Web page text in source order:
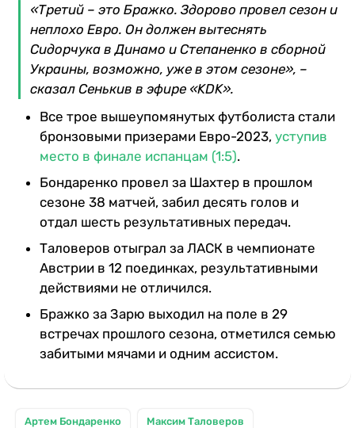
«Третий – это Бражко. Здорово провел сезон и
неплохо Евро. Он должен вытеснять
Сидорчука в Динамо и Степаненко в сборной
Украины, возможно, уже в этом сезоне», –
сказал Сенькив в эфире «KDK».
Все трое вышеупомянутых футболиста стали
бронзовыми призерами Евро-2023, уступив
место в финале испанцам (1:5).
Бондаренко провел за Шахтер в прошлом
сезоне 38 матчей, забил десять голов и
отдал шесть результативных передач.
Таловеров отыграл за ЛАСК в чемпионате
Австрии в 12 поединках, результативными
действиями не отличился.
Бражко за Зарю выходил на поле в 29
встречах прошлого сезона, отметился семью
забитыми мячами и одним ассистом.
Артем Бондаренко Максим Таловеров